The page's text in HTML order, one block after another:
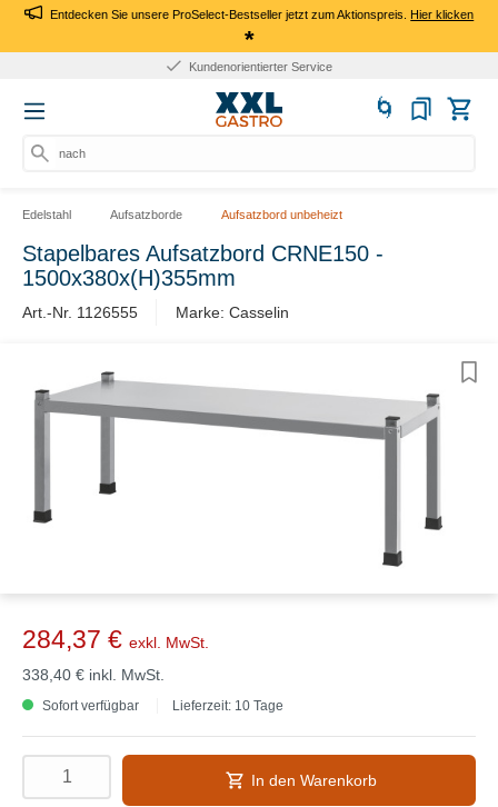
Entdecken Sie unsere ProSelect-Bestseller jetzt zum Aktionspreis.Hier klicken
*
Kundenorientierter Service
nach
Edelstahl Aufsatzborde Aufsatzbord unbeheizt
Stapelbares Aufsatzbord CRNE150 -
1500x380x(H)355mm
Art.-Nr. 1126555 Marke: Casselin
284,37 € exkl. MwSt.
338,40 € inkl. MwSt.
Sofort verfügbar Lieferzeit: 10 Tage
In den Warenkorb